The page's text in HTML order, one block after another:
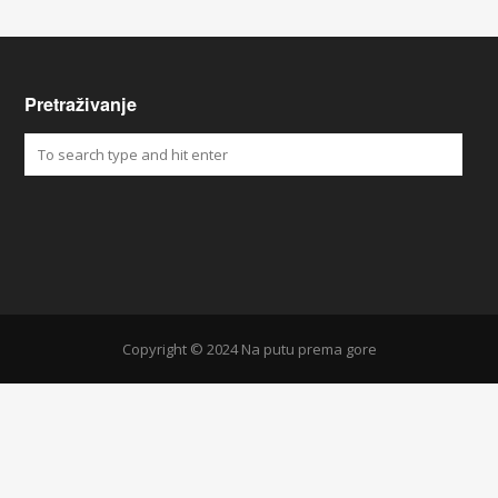
Pretraživanje
Copyright © 2024 Na putu prema gore